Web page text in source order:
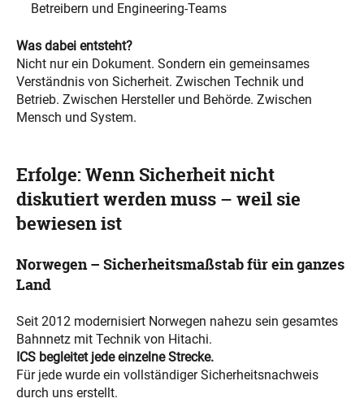
Betreibern und Engineering-Teams
Was dabei entsteht?
Nicht nur ein Dokument. Sondern ein gemeinsames
Verständnis von Sicherheit. Zwischen Technik und
Betrieb. Zwischen Hersteller und Behörde. Zwischen
Mensch und System.
Erfolge: Wenn Sicherheit nicht
diskutiert werden muss – weil sie
bewiesen ist
Norwegen – Sicherheitsmaßstab für ein ganzes
Land
Seit 2012 modernisiert Norwegen nahezu sein gesamtes
Bahnnetz mit Technik von Hitachi.
ICS begleitet jede einzelne Strecke.
Für jede wurde ein vollständiger Sicherheitsnachweis
durch uns erstellt.